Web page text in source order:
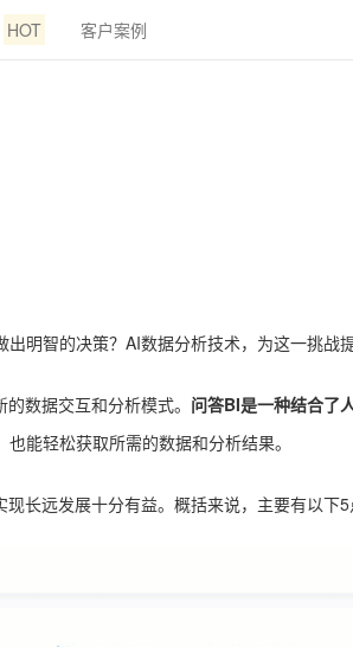
HOT 客户案例
明智的决策？AI数据分析技术，为这一挑战提
数据交互和分析模式。 问答BI是一种结合了
能轻松获取所需的数据和分析结果。
长远发展十分有益。概括来说，主要有以下5